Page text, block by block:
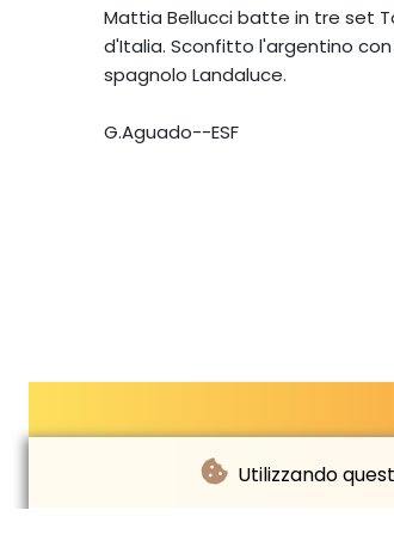
Utilizzando
Mattia Bellucci batte in tre set
d'Italia. Sconfitto l'argentino
spagnolo Landaluce.
G.Aguado--ESF